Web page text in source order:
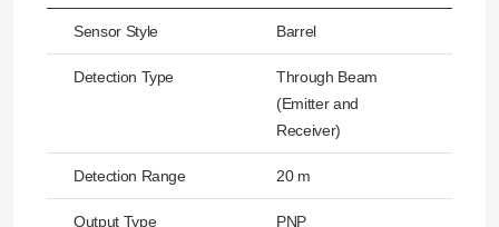
Sensor Style Barrel
Detection Type
Through Beam
(Emitter and
Receiver)
Detection Range 20 m
Output Type PNP